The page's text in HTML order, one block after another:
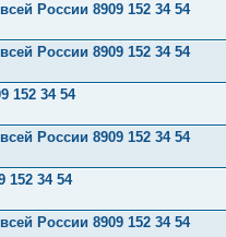
России 8909 152 34 54
России 8909 152 34 54
152 34 54
России 8909 152 34 54
152 34 54
России 8909 152 34 54